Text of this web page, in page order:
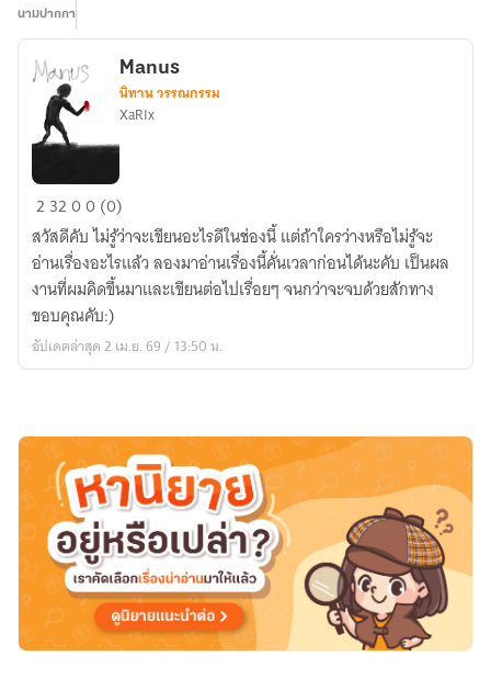
นามปากกา
Manus
Manus
นิทาน วรรณกรรม
XaRIx
2 3200 (0)
สวัสดีคับ ไม่รู้ว่าจะเขียนอะไรดีในช่องนี้ แต่ถ้าใครว่างหรือไม่รู้จะ
อ่านเรื่องอะไรแล้ว ลองมาอ่านเรื่องนี้คั่นเวลาก่อนได้นะคับ เป็นผล
งานที่ผมคิดขึ้นมาและเขียนต่อไปเรื่อยๆ จนกว่าจะจบด้วยสักทาง
ขอบคุณคับ:)
อัปเดตล่าสุด 2 เม.ย. 69 / 13:50 น.